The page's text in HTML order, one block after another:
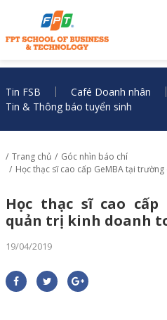
Tin FSB Café Doanh nhân
Tin & Thông báo tuyển sinh
Trang chủ
Góc nhìn báo chí
Học thạc sĩ cao cấp GeMBA tại
Học thạc sĩ cao
quản trị kinh doanh
19/04/2019